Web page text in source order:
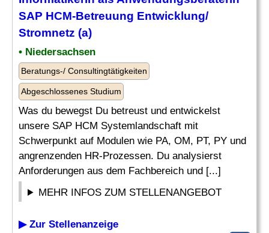
SAP HCM-Betreuung Entwicklung/
Stromnetz (a)
• Niedersachsen
Beratungs-/ Consultingtätigkeiten
Abgeschlossenes Studium
Was du bewegst Du betreust und entwickelst
unsere SAP HCM Systemlandschaft mit
Schwerpunkt auf Modulen wie PA, OM, PT, PY und
angrenzenden HR-Prozessen. Du analysierst
Anforderungen aus dem Fachbereich und [...]
MEHR INFOS ZUM STELLENANGEBOT
▶ Zur Stellenanzeige